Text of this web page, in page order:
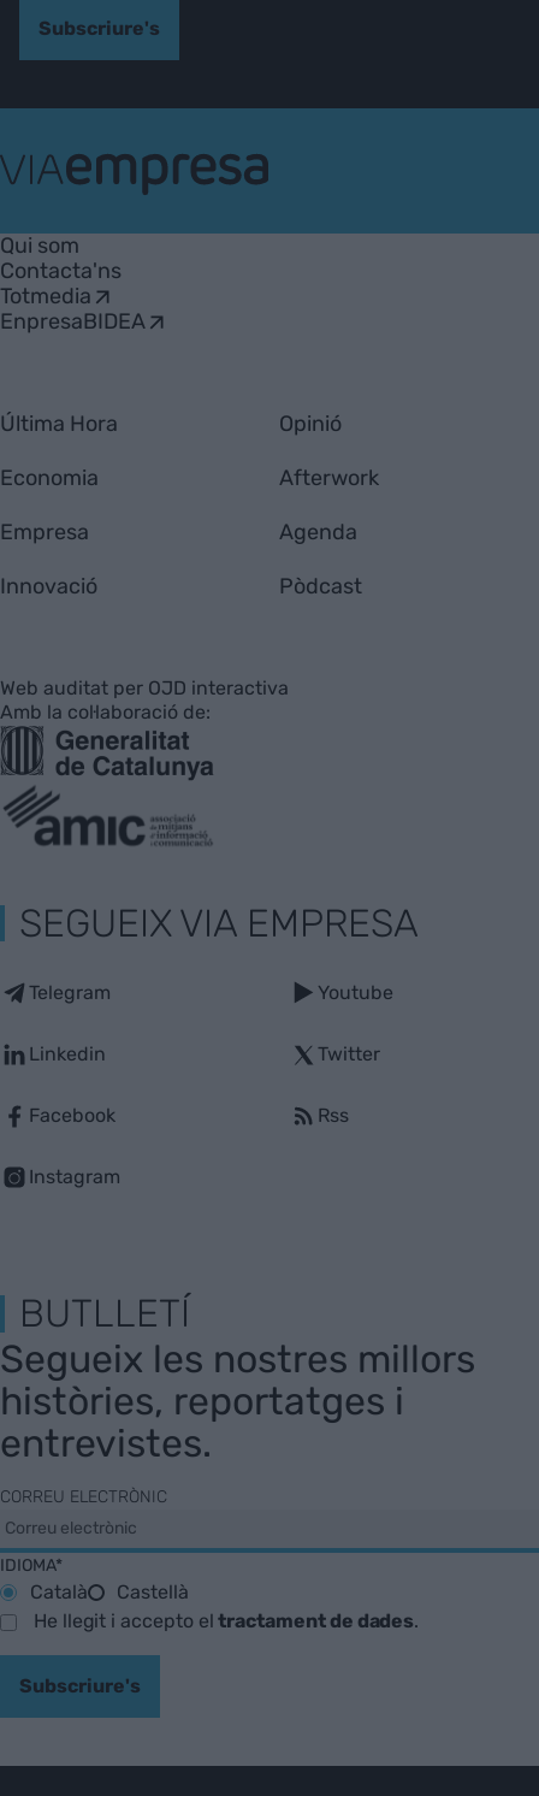
Subscriure's
Empresa
Qui som
Contacta'ns
Totmedia
EnpresaBIDEA
Última Hora
Economia
Empresa
Innovació
Opinió
Afterwork
Agenda
Pòdcast
Web auditat per OJD interactiva
Amb la col·laboració de:
SEGUEIX VIA EMPRESA
Telegram
Linkedin
Facebook
Instagram
Youtube
Twitter
Rss
BUTLLETÍ
Segueix les nostres millors
històries, reportatges i
entrevistes.
CORREU ELECTRÒNIC
IDIOMA*
Català
Castellà
He llegit i accepto eltractament de dades.
Subscriure's